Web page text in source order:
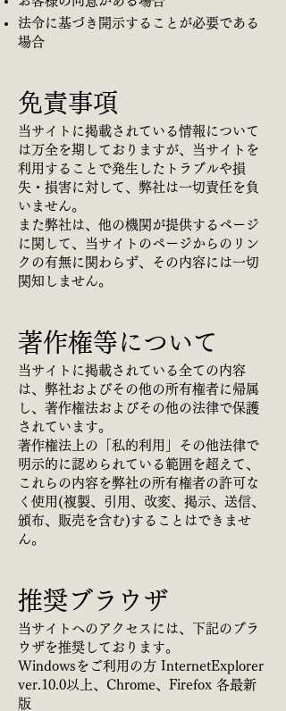
法令に基づき開示することが必要である
場合
免責事項
当サイトに掲載されている情報について
は万全を期しておりますが、当サイトを
利用することで発生したトラブルや損
失・損害に対して、弊社は一切責任を負
いません。
また弊社は、他の機関が提供するページ
に関して、当サイトのページからのリン
クの有無に関わらず、その内容には一切
関知しません。
著作権等について
当サイトに掲載されている全ての内容
は、弊社およびその他の所有権者に帰属
し、著作権法およびその他の法律で保護
されています。
著作権法上の「私的利用」その他法律で
明示的に認められている範囲を超えて、
これらの内容を弊社の所有権者の許可な
く使用(複製、引用、改変、掲示、送信、
頒布、販売を含む)することはできませ
ん。
推奨ブラウザ
当サイトへのアクセスには、下記のブラ
ウザを推奨しております。
Windowsをご利用の方 InternetExplorer
ver.10.0以上、Chrome、Firefox 各最新
版